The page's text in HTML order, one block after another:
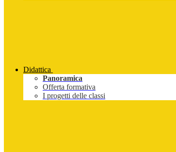
Didattica
Panoramica
Offerta formativa
I progetti delle classi